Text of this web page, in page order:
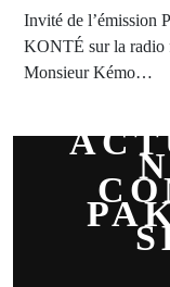
Invité de l’émission
KONTÉ sur la radio
Monsieur Kémo…